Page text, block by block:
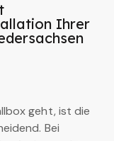
Ihrer
geht, ist die
Bei